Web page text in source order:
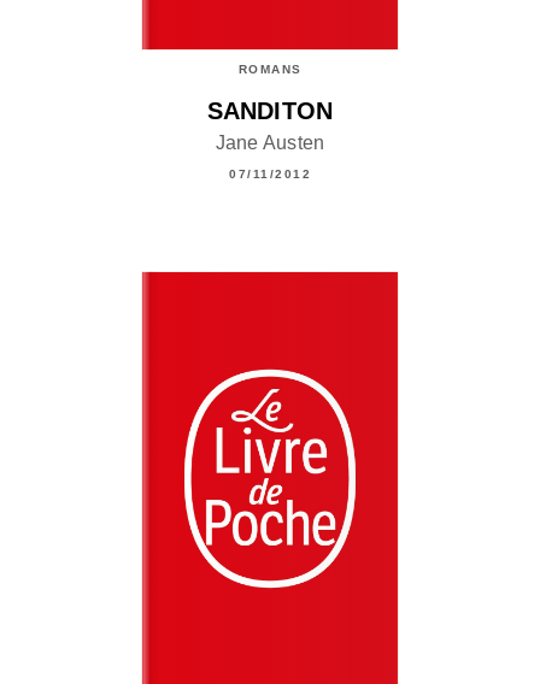
ROMANS
SANDITON
Jane Austen
07/11/2012